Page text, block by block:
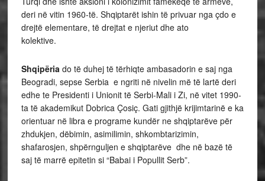
deri në vitin 1960-të. Shqiptarët ishin të privuar nga çdo e
drejtë elementare, të drejtat e njeriut dhe ato
kolektive.
Shqipëria do të duhej të tërhiqte ambasadorin e saj nga
Beogradi, sepse Serbia e ngriti në nivelin më të lartë deri
edhe te Presidenti i Unionit të Serbi-Mali i Zi, në vitet 1990-
ta të akademikut Dobrica Çosiç. Gati gjithjë krijimtarinë e ka
orientuar në libra e programe kundër ne shqiptarëve për
zhdukjen, dëbimin, asimilimin, shkombtarizimin,
shafarosjen, shpërnguljen e shqiptarëve dhe në bazë të
saj të marrë epitetin si “Babai i Popullit Serb”.